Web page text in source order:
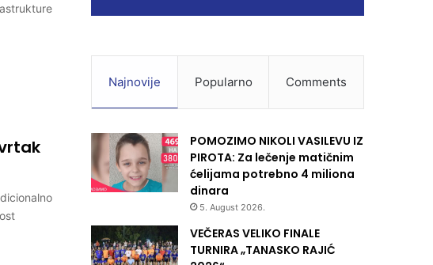
Najnovije Popularno Comments
POMOZIMO NIKOLI VASILEVU IZ
PIROTA: Za lečenje matičnim
ćelijama potrebno 4 miliona
dinara
5. August 2026.
VEČERAS VELIKO FINALE
TURNIRA „TANASKO RAJIĆ